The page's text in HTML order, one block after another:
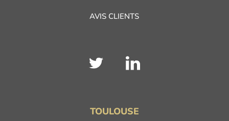
AVIS CLIENTS
TOULOUSE